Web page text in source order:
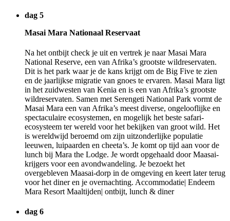
dag 5
Masai Mara Nationaal Reservaat
Na het ontbijt check je uit en vertrek je naar Masai Mara
National Reserve, een van Afrika’s grootste wildreservaten.
Dit is het park waar je de kans krijgt om de Big Five te zien
en de jaarlijkse migratie van gnoes te ervaren. Masai Mara ligt
in het zuidwesten van Kenia en is een van Afrika’s grootste
wildreservaten. Samen met Serengeti National Park vormt de
Masai Mara een van Afrika’s meest diverse, ongelooflijke en
spectaculaire ecosystemen, en mogelijk het beste safari-
ecosysteem ter wereld voor het bekijken van groot wild. Het
is wereldwijd beroemd om zijn uitzonderlijke populatie
leeuwen, luipaarden en cheeta’s. Je komt op tijd aan voor de
lunch bij Mara the Lodge. Je wordt opgehaald door Maasai-
krijgers voor een avondwandeling. Je bezoekt het
overgebleven Maasai-dorp in de omgeving en keert later terug
voor het diner en je overnachting. Accommodatie| Endeem
Mara Resort Maaltijden| ontbijt, lunch & diner
dag 6